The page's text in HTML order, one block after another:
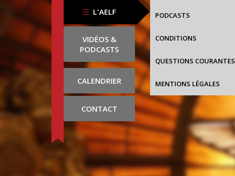
L'AELF
VIDÉOS &
PODCASTS
CALENDRIER
CONTACT
PODCASTS
CONDITIONS
QUESTIONS COURANTES
MENTIONS LÉGALES